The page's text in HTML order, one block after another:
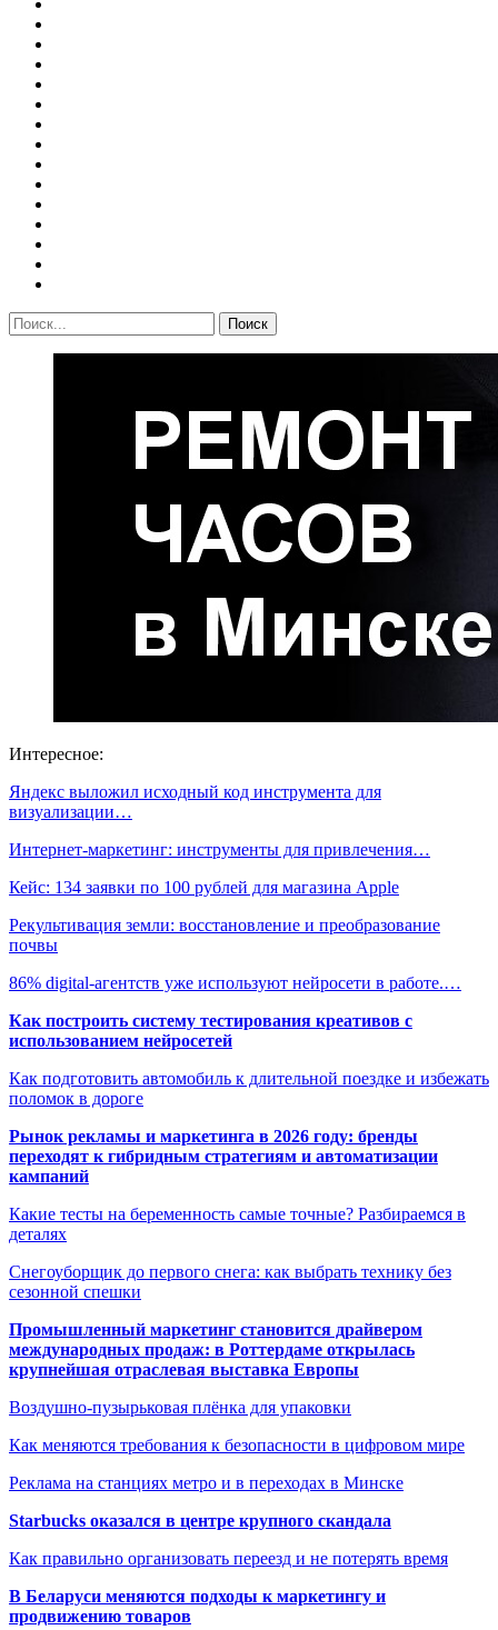
Интересное:
Яндекс выложил исходный код инструмента для
визуализации…
Интернет-маркетинг: инструменты для привлечения…
Кейс: 134 заявки по 100 рублей для магазина Apple
Рекультивация земли: восстановление и преобразование
почвы
86% digital-агентств уже используют нейросети в работе.…
Как построить систему тестирования креативов с
использованием нейросетей
Как подготовить автомобиль к длительной поездке и избежать
поломок в дороге
Рынок рекламы и маркетинга в 2026 году: бренды
переходят к гибридным стратегиям и автоматизации
кампаний
Какие тесты на беременность самые точные? Разбираемся в
деталях
Снегоуборщик до первого снега: как выбрать технику без
сезонной спешки
Промышленный маркетинг становится драйвером
международных продаж: в Роттердаме открылась
крупнейшая отраслевая выставка Европы
Воздушно-пузырьковая плёнка для упаковки
Как меняются требования к безопасности в цифровом мире
Реклама на станциях метро и в переходах в Минске
Starbucks оказался в центре крупного скандала
Как правильно организовать переезд и не потерять время
В Беларуси меняются подходы к маркетингу и
продвижению товаров